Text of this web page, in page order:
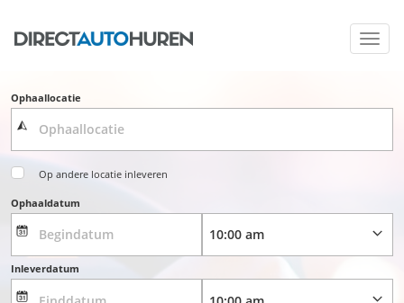
Ophaallocatie
Op andere locatie inleveren
Ophaaldatum
Inleverdatum